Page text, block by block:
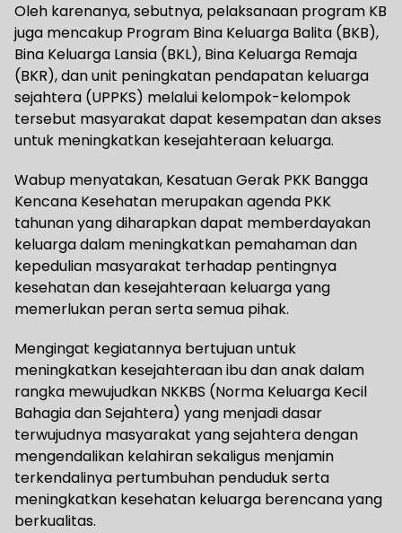
Oleh karenanya, sebutnya, pelaksanaan program KB
juga mencakup Program Bina Keluarga Balita (BKB),
Bina Keluarga Lansia (BKL), Bina Keluarga Remaja
(BKR), dan unit peningkatan pendapatan keluarga
sejahtera (UPPKS) melalui kelompok-kelompok
tersebut masyarakat dapat kesempatan dan akses
untuk meningkatkan kesejahteraan keluarga.
Wabup menyatakan, Kesatuan Gerak PKK Bangga
Kencana Kesehatan merupakan agenda PKK
tahunan yang diharapkan dapat memberdayakan
keluarga dalam meningkatkan pemahaman dan
kepedulian masyarakat terhadap pentingnya
kesehatan dan kesejahteraan keluarga yang
memerlukan peran serta semua pihak.
Mengingat kegiatannya bertujuan untuk
meningkatkan kesejahteraan ibu dan anak dalam
rangka mewujudkan NKKBS (Norma Keluarga Kecil
Bahagia dan Sejahtera) yang menjadi dasar
terwujudnya masyarakat yang sejahtera dengan
mengendalikan kelahiran sekaligus menjamin
terkendalinya pertumbuhan penduduk serta
meningkatkan kesehatan keluarga berencana yang
berkualitas.